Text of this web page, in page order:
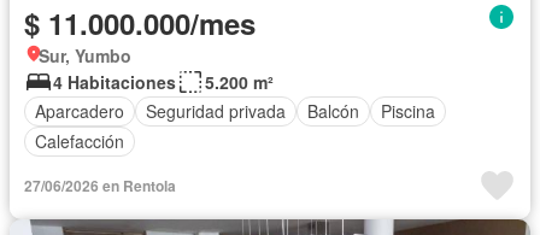
$ 11.000.000/mes
Sur, Yumbo
4 Habitaciones
5.200 m²
Aparcadero
Seguridad privada Balcón
Piscina
Calefacción
27/06/2026 en Rentola